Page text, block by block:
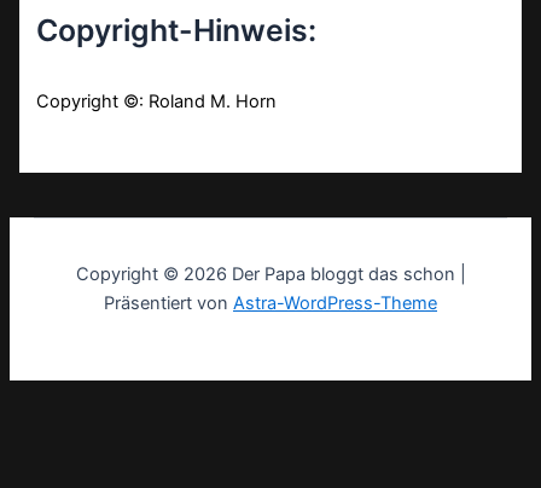
Copyright-Hinweis:
Copyright ©: Roland M. Horn
Copyright © 2026 Der Papa bloggt das schon |
Präsentiert von Astra-WordPress-Theme